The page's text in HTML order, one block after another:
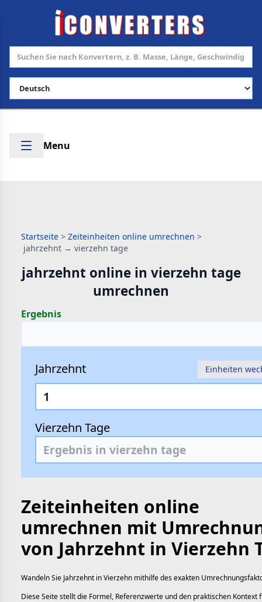
Sprache auswählen
Menu
Startseite > Zeiteinheiten online umrechnen >
jahrzehnt → vierzehn tage
jahrzehnt online in vierzehn tage
umrechnen
Ergebnis
Jahrzehnt Einheiten
Vierzehn Tage
Zeiteinheiten online
umrechnen mit
von Jahrzehnt in Vierzehn
Wandeln Sie Jahrzehnt in Vierzehn mithilfe des exakten
Diese Seite stellt die Formel, Referenzwerte und den praktischen Kontext